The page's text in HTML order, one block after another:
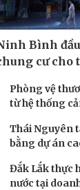
nghiệp
24h
Bình
cư cho
Phòng vệ
từ hệ thống
Thái Nguyên
bằng dự án
Đắk Lắk thực
nước tại